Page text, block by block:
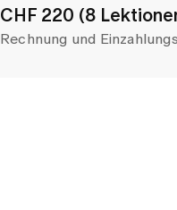
CHF 220 (8
Rechnung und